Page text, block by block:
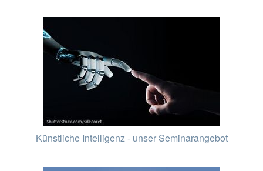
Künstliche Intelligenz - unser Seminarangebot